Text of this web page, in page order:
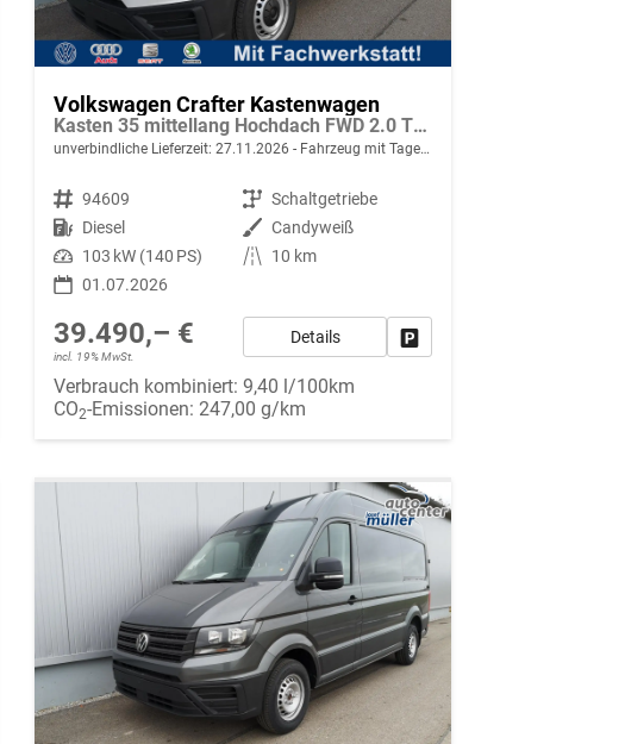
parken
Volkswagen Crafter Kastenwagen
Kasten 35 mittellang Hochdach FWD 2.0 TDI L3H3 AHK Kamera 270 Grad App PDC GRA Scheiben
unverbindliche Lieferzeit:27.11.2026 Fahrzeug mit Tageszulassung
Fahrzeugnr. 94609 Getriebe Schaltgetriebe
Kraftstoff Diesel Außenfarbe Candyweiß
Leistung 103 kW (140 PS) Kilometerstand
10 km
01.07.2026
39.490,– €
incl. 19% MwSt.
Details
Verbrauch kombiniert:9,40 l/100km
CO2-Emissionen: 247,00 g/km